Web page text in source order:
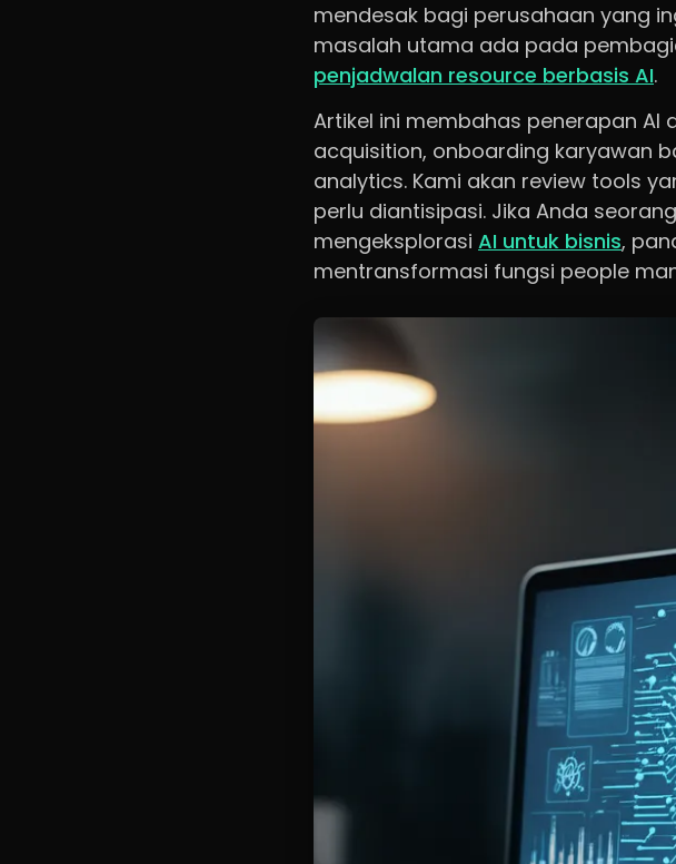
mendesak bagi perusahaan yang
masalah utama ada pada
penjadwalan resource berbasis AI.
Artikel ini membahas penerapan AI
acquisition, onboarding karyawan
analytics. Kami akan review tools
perlu diantisipasi. Jika Anda
mengeksplorasi AI untuk bisnis,
mentransformasi fungsi people